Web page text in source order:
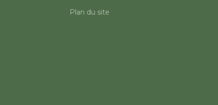
Plan du site